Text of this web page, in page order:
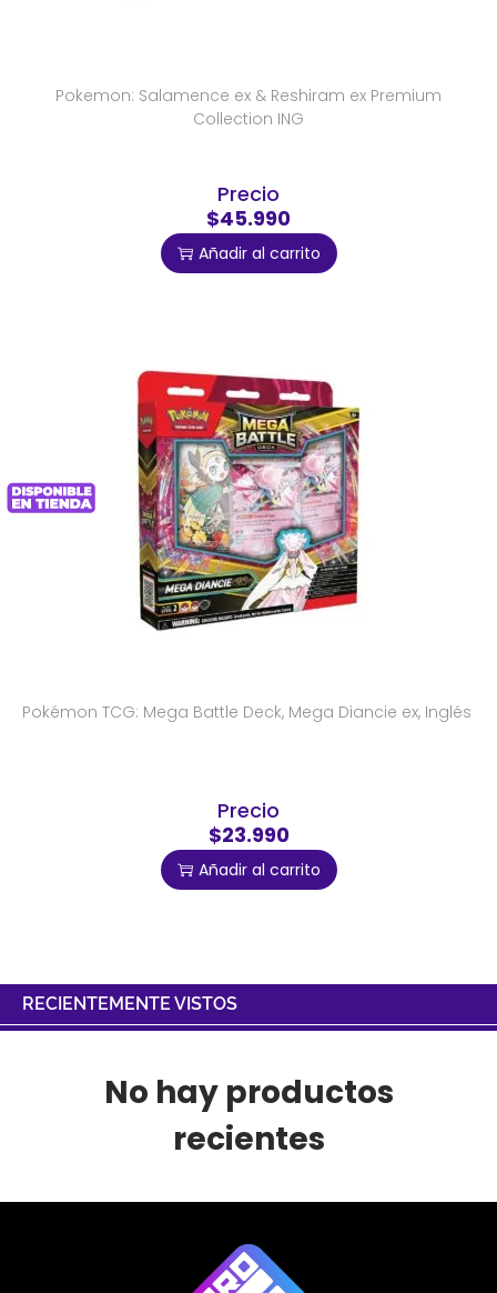
Pokemon: Salamence ex & Reshiram ex Premium
Collection ING
Precio
$45.990
Añadir al carrito
Pokémon TCG: Mega Battle Deck, Mega Diancie ex, Inglés
Precio
$23.990
Añadir al carrito
RECIENTEMENTE VISTOS
No hay productos
recientes